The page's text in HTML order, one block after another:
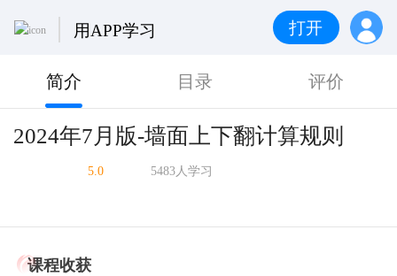
用APP学习 打开
简介 目录 评价
2024年7月版-墙面上下翻计算规则
5.0 5483人学习
课程收获